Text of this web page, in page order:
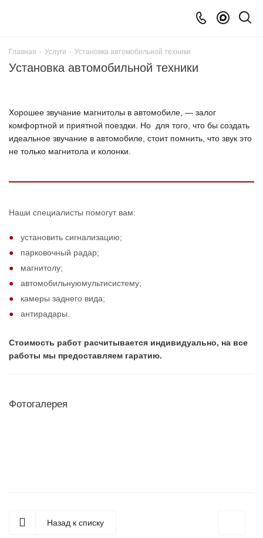
Главная - Услуги - Установка автомобильной техники
Установка автомобильной техники
Хорошее звучание магнитолы в автомобиле, — залог
комфортной и приятной поездки. Но для того, что бы создать
идеальное звучание в автомобиле, стоит помнить, что звук это
не только магнитола и колонки.
Наши специалисты помогут вам:
установить сигнализацию;
парковочный радар;
магнитолу;
автомобильнуюмультисистему;
камеры заднего вида;
антирадары.
Стоимость работ расчитывается индивидуально, на все
работы мы предоставляем гаратию.
Фотогалерея
Назад к списку